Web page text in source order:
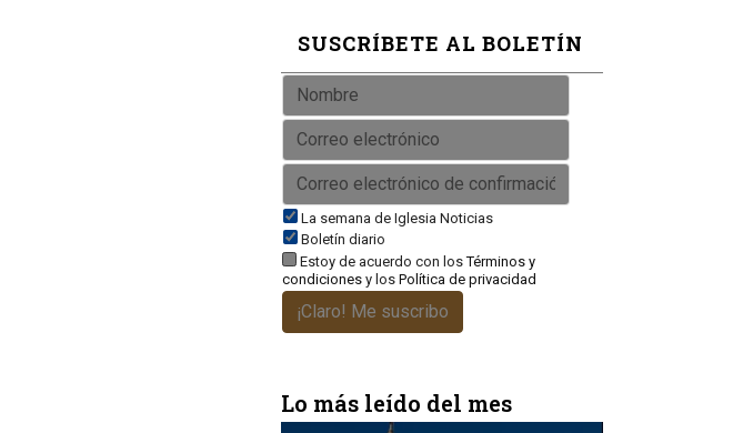
SUSCRÍBETE AL BOLETÍN
La semana de Iglesia Noticias
Boletín diario
Estoy de acuerdo con losTérminos y
condiciones y los Política de privacidad
¡Claro! Me suscribo
Lo más leído del mes